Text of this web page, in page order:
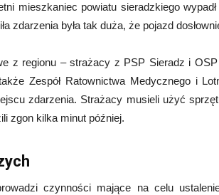
mieszkaniec powiatu sieradzkiego
zdarzenia była tak duża, że pojazd
z regionu – strażacy z PSP Sieradz i
Zespół Ratownictwa Medycznego i
zdarzenia. Strażacy musieli użyć
zgon kilka minut później.
czynności mające na celu